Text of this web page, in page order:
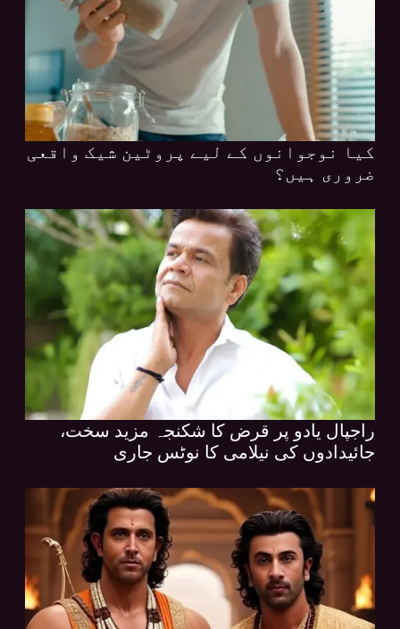
کیا نوجوانوں کے لیے پروٹین شیک واقعی
ضروری ہیں؟
راجپال یادو پر قرض کا شکنجہ مزید سخت،
جائیدادوں کی نیلامی کا نوٹس جاری